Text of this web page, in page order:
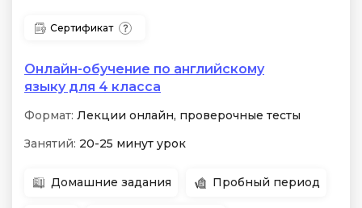
Сертификат
Онлайн-обучение по английскому
языку для 4 класса
Формат: Лекции онлайн, проверочные тесты
Занятий: 20-25 минут урок
Домашние задания Пробный период